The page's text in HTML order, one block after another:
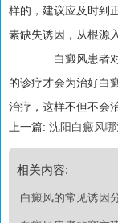
样的，建议应及时到
素缺失诱因，从根源
白癜风患者对
的诊疗才会为治好白
治疗，这样不但不会
上一篇: 沈阳白癜风
相关内容:
白癜风的常见诱因